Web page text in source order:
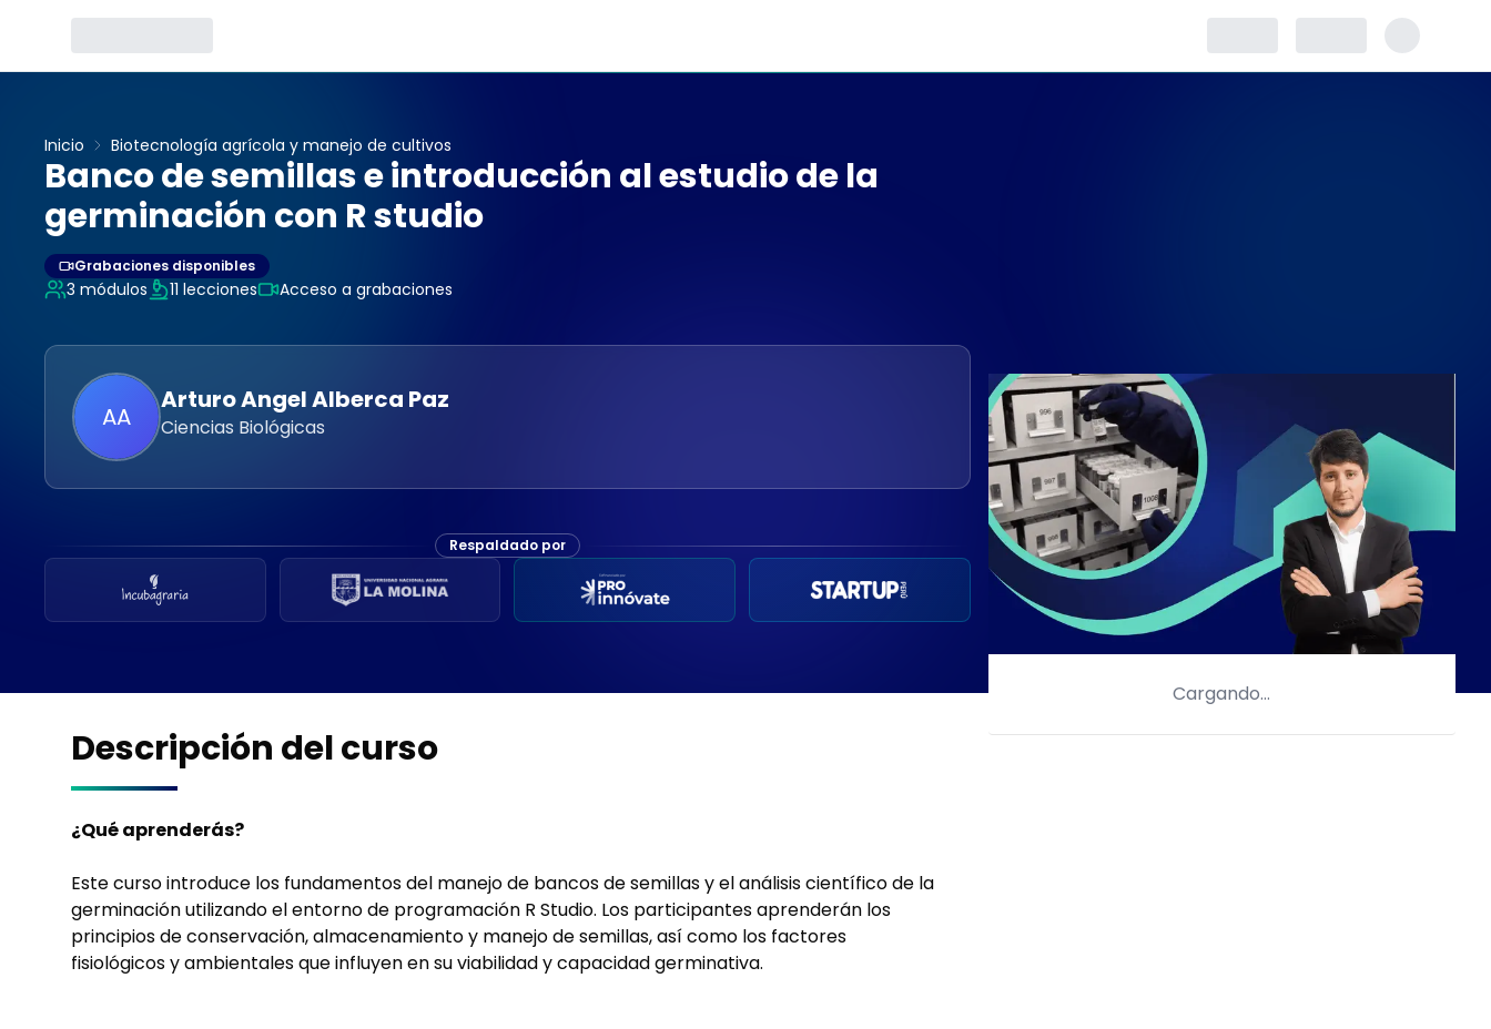
Inicio Biotecnología agrícola y manejo de cultivos
Banco de semillas e introducción al estudio de la
germinación con R studio
Grabaciones disponibles
3 módulos 11 lecciones Acceso a grabaciones
AA
Arturo AngelAlberca Paz
Ciencias Biológicas
Respaldado por
Descripción del curso
¿Qué aprenderás?
Este curso introduce los fundamentos del manejo de bancos de semillas y el análisis científico de la
germinación utilizando el entorno de programación R Studio. Los participantes aprenderán los
principios de conservación, almacenamiento y manejo de semillas, así como los factores
fisiológicos y ambientales que influyen en su viabilidad y capacidad germinativa.
Cargando…